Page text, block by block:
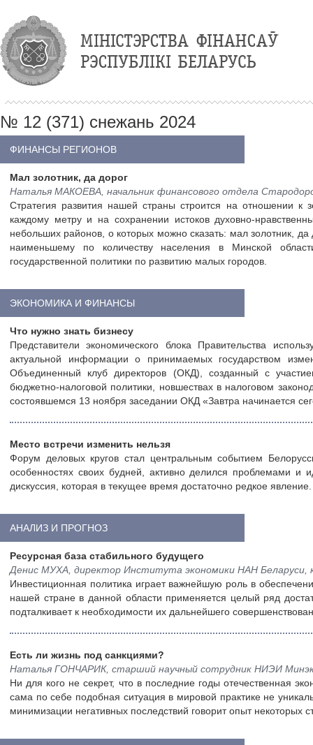
№ 12 (371) снежань 2024
ФИНАНСЫ РЕГИОНОВ
Мал золотник, да дорог
Наталья МАКОЕВА, начальник финансового отдела
Стратегия развития нашей страны строится на отношении
каждому метру и на сохранении истоков духовно-
небольших районов, о которых можно сказать: мал золотник,
наименьшему по количеству населения в Минской
государственной политики по развитию малых городов.
ЭКОНОМИКА И ФИНАНСЫ
Что нужно знать бизнесу
Представители экономического блока Правительства
актуальной информации о принимаемых государством
Объединенный клуб директоров (ОКД), созданный с
бюджетно-налоговой политики, новшествах в налоговом
состоявшемся 13 ноября заседании ОКД «Завтра начинается
Место встречи изменить нельзя
Форум деловых кругов стал центральным событием
особенностях своих будней, активно делился проблемами
дискуссия, которая в текущее время достаточно редкое явление.
АНАЛИЗ И ПРОГНОЗ
Ресурсная база стабильного будущего
Денис МУХА, директор Института экономики НАН Беларуси,
Инвестиционная политика играет важнейшую роль в
нашей стране в данной области применяется целый ряд
подталкивает к необходимости их дальнейшего
Есть ли жизнь под санкциями?
Наталья ГОНЧАРИК, старший научный сотрудник НИЭИ
Ни для кого не секрет, что в последние годы отечественная
сама по себе подобная ситуация в мировой практике не
минимизации негативных последствий говорит опыт некоторых